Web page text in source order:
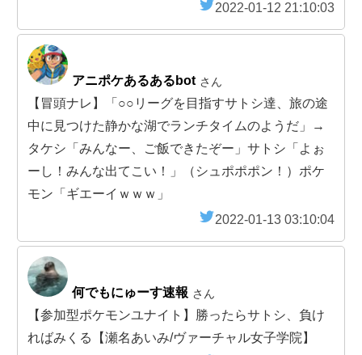
2022-01-12 21:10:03
アニポケあるあるbot さん
【冒頭ナレ】「○○リーグを目指すサトシ達、旅の途
中に見つけた静かな湖でランチタイムのようだ」→
タケシ「みんなー、ご飯できたぞー」サトシ「よぉ
ーし！みんな出てこい！」（シュポポポン！）ポケ
モン「ギエーイｗｗｗ」
2022-01-13 03:10:04
何でもにゅーす速報 さん
【参加型ポケモンユナイト】勝ったらサトシ、負け
ればみくる【瀬名あいみ/ヴァーチャル女子学院】